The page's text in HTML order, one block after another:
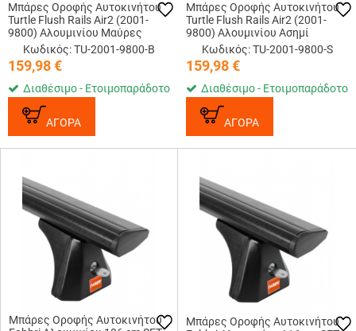
Μπάρες Οροφής Αυτοκινήτου
Turtle Flush Rails Air2 (2001-
9800) Αλουμινίου Μαύρες
Κωδικός: TU-2001-9800-B
159,98€
Διαθέσιμο - Ετοιμοπαράδοτο
ΑΓΟΡΑ
Μπάρες Οροφής Αυτοκινήτου
Turtle Flush Rails Air2 (2001-
9800) Αλουμινίου Ασημί
Κωδικός: TU-2001-9800-S
159,98€
Διαθέσιμο - Ετοιμοπαράδοτο
ΑΓΟΡΑ
Μπάρες Οροφής Αυτοκινήτου
Μπάρες Οροφής Αυτοκινήτου